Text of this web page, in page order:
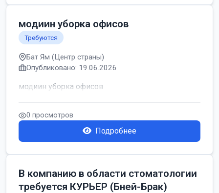
модиин уборка офисов
Требуются
Бат Ям (Центр страны)
Опубликовано: 19.06.2026
модиин уборка офисов
0 просмотров
Подробнее
В компанию в области стоматологии
требуется КУРЬЕР (Бней-Брак)